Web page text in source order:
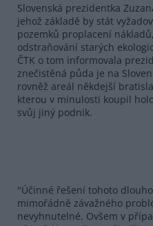
Slovenská prezidentka
jehož základě by stát
pozemků proplacení
odstraňování starých
ČTK o tom informovala
znečistěná půda je na
rovněž areál někdejší
kterou v minulosti koupil
svůj jiný podnik.
"Účinné řešení tohoto
mimořádně závažného
nevyhnutelné. Ovšem v